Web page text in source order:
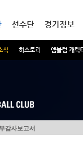
식 히스토리 엠블럼 캐릭
선수단 경기정보
감사보고서